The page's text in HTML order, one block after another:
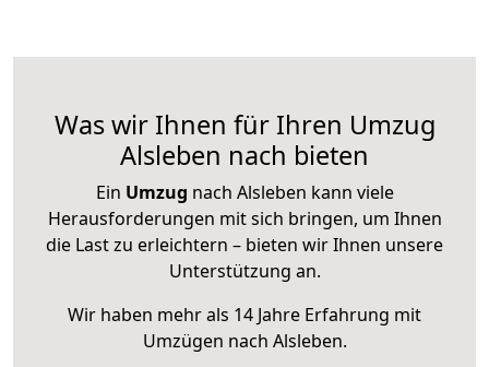
Was wir Ihnen für Ihren Umzug
Alsleben nach bieten
Ein Umzug nach Alsleben kann viele
Herausforderungen mit sich bringen, um Ihnen
die Last zu erleichtern – bieten wir Ihnen unsere
Unterstützung an.
Wir haben mehr als 14 Jahre Erfahrung mit
Umzügen nach Alsleben.